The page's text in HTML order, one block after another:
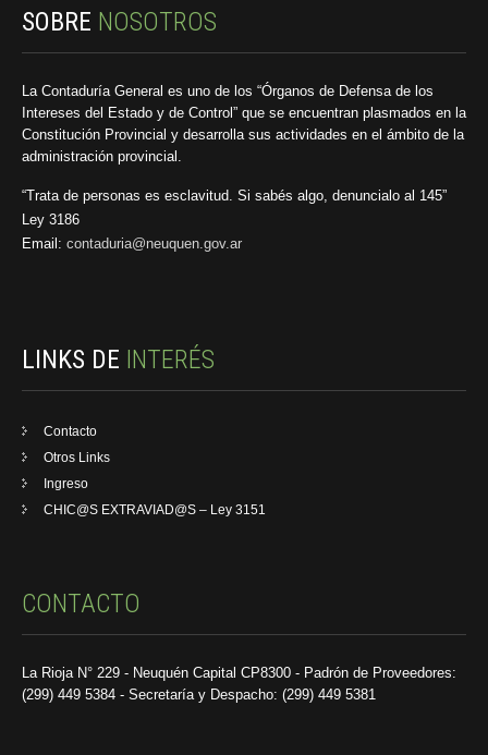
SOBRE NOSOTROS
La Contaduría General es uno de los “Órganos de Defensa de los
Intereses del Estado y de Control” que se encuentran plasmados en la
Constitución Provincial y desarrolla sus actividades en el ámbito de la
administración provincial.
“Trata de personas es esclavitud. Si sabés algo, denuncialo al 145”
Ley 3186
Email: contaduria@neuquen.gov.ar
LINKS DE INTERÉS
Contacto
Otros Links
Ingreso
CHIC@S EXTRAVIAD@S – Ley 3151
CONTACTO
La Rioja N° 229 - Neuquén Capital CP8300 - Padrón de Proveedores:
(299) 449 5384 - Secretaría y Despacho: (299) 449 5381